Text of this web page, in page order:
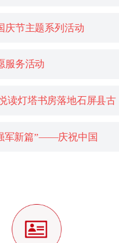
庆节主题系列活动
服务活动
读灯塔书房落地石屏县古
军新篇”——庆祝中国